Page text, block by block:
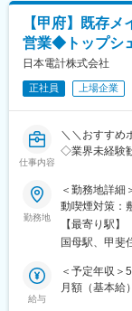
た、年間休日
入しており、
当社は多くの
インキュベー
先端の技術や
学・石油・ゴ
納入されてい
力・製品力
ことを目標に
■組織：
開発第二部（
名が在籍し
す。近年は中
理化学機器の
界未経験から
【甲府】既存
営業◆トップシ
日本電計株式会社
正社員 上場企業
仕事内容
＼＼おすすめ
◇業界未経験
◇東証スタン
測器の独立系
◇大手企業を
◇年休125日
■業務概要：
基本的には既
勤務地
＜勤務地詳細
動喫煙対策：
事業所
【最寄り駅】
国母駅、甲斐
給与
＜予定年収＞
月額（基本給